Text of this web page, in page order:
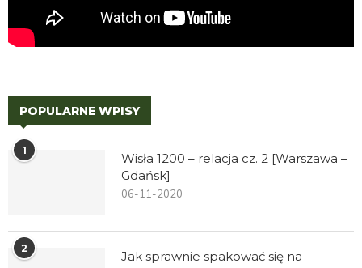
POPULARNE WPISY
1
Wisła 1200 – relacja cz. 2 [Warszawa –
Gdańsk]
06-11-2020
2
Jak sprawnie spakować się na